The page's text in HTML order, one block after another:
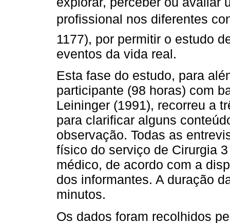
profissional nos diferentes
1177), por permitir o estudo
eventos da vida real.
Esta fase do estudo, para
participante (98 horas) com
Leininger (1991), recorreu a
para clarificar alguns
observação. Todas as
físico do serviço de Cirurgia
médico, de acordo com a
dos informantes. A duração
minutos.
Os dados foram recolhidos